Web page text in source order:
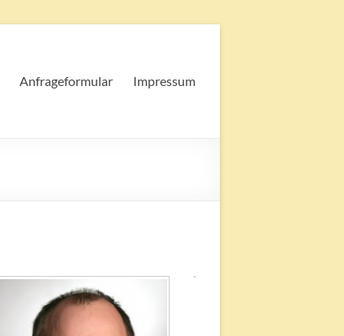
Anfrageformular Impressum